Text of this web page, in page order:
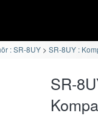
: SR-8UY SR-8UY :
SR-